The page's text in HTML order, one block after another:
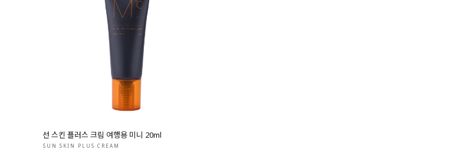
선 스킨 플러스 크림 여행용 미니 20ml
SUN SKIN PLUS CREAM